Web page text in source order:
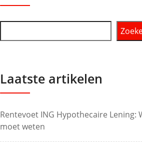
Laatste artikelen
Rentevoet ING Hypothecaire Lening:
moet weten